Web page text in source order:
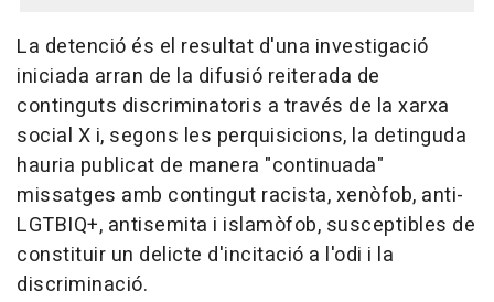
La detenció és el resultat d'una investigació
iniciada arran de la difusió reiterada de
continguts discriminatoris a través de la xarxa
social X i, segons les perquisicions, la detinguda
hauria publicat de manera "continuada"
missatges amb contingut racista, xenòfob, anti-
LGTBIQ+, antisemita i islamòfob, susceptibles de
constituir un delicte d'incitació a l'odi i la
discriminació.